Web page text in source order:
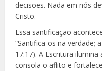
decisões. Nada em nós
Cristo.
Essa santificação
“Santifica-os na verdade;
17:17). A Escritura
consola o aflito e